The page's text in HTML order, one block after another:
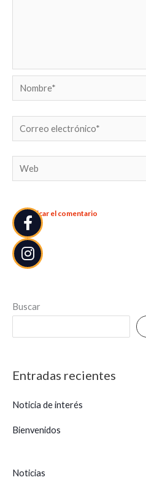
Nombre*
Correo
electrónico*
Web
Buscar
Entradas recientes
Noticia de interés
Bienvenidos
Noticias